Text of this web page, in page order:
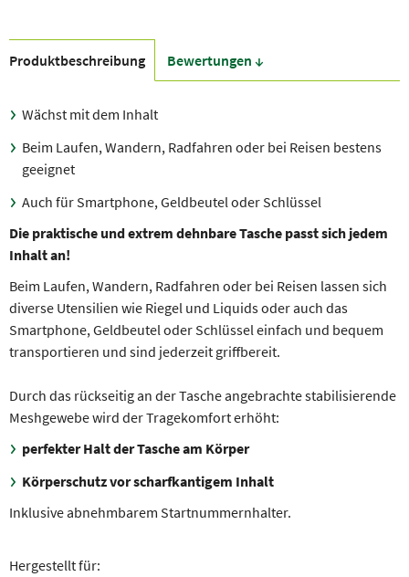
Produkt­beschreibung Bewer­tungen ↓
Wächst mit dem Inhalt
Beim Laufen, Wandern, Radfahren oder bei Reisen bestens
geeignet
Auch für Smartphone, Geldbeutel oder Schlüssel
Die praktische und extrem dehnbare Tasche passt sich jedem
Inhalt an!
Beim Laufen, Wandern, Radfahren oder bei Reisen lassen sich
diverse Utensilien wie Riegel und Liquids oder auch das
Smartphone, Geldbeutel oder Schlüssel einfach und bequem
transportieren und sind jederzeit griffbereit.
Durch das rückseitig an der Tasche angebrachte stabilisierende
Meshgewebe wird der Tragekomfort erhöht:
perfekter Halt der Tasche am Körper
Körperschutz vor scharfkantigem Inhalt
Inklusive abnehmbarem Startnummernhalter.
Hergestellt für: